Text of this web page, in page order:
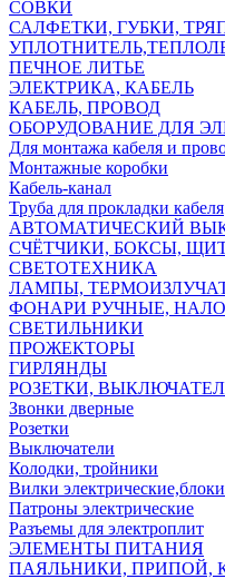
СОВКИ
САЛФЕТКИ, ГУБКИ,
ПЕЧНОЕ ЛИТЬЕ
ЭЛЕКТРИКА, КАБЕЛЬ
КАБЕЛЬ, ПРОВОД
ОБОРУДОВАНИЕ ДЛЯ
Для монтажа кабеля и
Монтажные коробки
Кабель-канал
Труба для прокладки кабеля
АВТОМАТИЧЕСКИЙ
СЧЁТЧИКИ, БОКСЫ,
СВЕТОТЕХНИКА
ЛАМПЫ,
ФОНАРИ РУЧНЫЕ,
СВЕТИЛЬНИКИ
ПРОЖЕКТОРЫ
ГИРЛЯНДЫ
РОЗЕТКИ,
Звонки дверные
Розетки
Выключатели
Колодки, тройники
Вилки электрические,блоки
Патроны электрические
Разъемы для электроплит
ЭЛЕМЕНТЫ ПИТАНИЯ
ПАЯЛЬНИКИ, ПРИПОЙ,